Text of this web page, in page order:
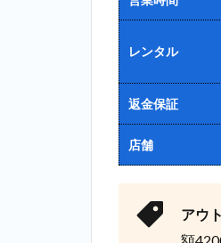
2.9
9
ーハーツ
HEARTS）
＿下丸子
位：パーム
（PALMS）
＿下丸子
レンタル
返金保証
店舗
アウ